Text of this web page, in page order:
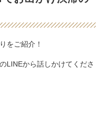
をご紹介！
LINEから話しかけてくださ